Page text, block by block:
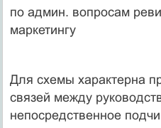
по админ. вопросам
маркетингу
Для схемы характерна
связей между
непосредственное